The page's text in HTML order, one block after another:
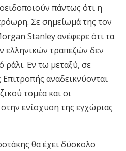
πάντως ότι η
Σε σημείωμά της τον
Stanley ανέφερε ότι τα
ελληνικών τραπεζών δεν
ράλι. Εν τω μεταξύ, σε
αναδεικνύονται
τομέα και οι
ενίσχυση της εγχώριας
θα έχει δύσκολο